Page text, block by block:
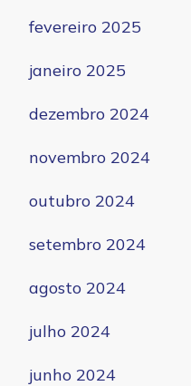
fevereiro 2025
janeiro 2025
dezembro 2024
novembro 2024
outubro 2024
setembro 2024
agosto 2024
julho 2024
junho 2024